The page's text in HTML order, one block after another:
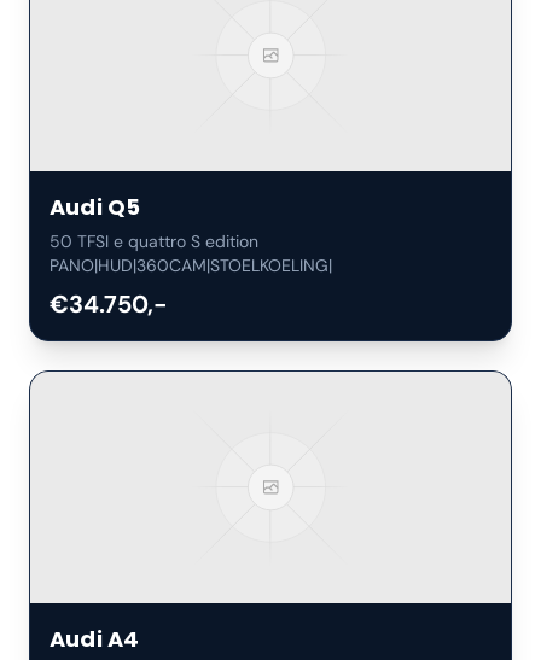
Audi Q5
50 TFSI e quattro S edition
PANO|HUD|360CAM|STOELKOELING|
€34.750,-
AudiA4